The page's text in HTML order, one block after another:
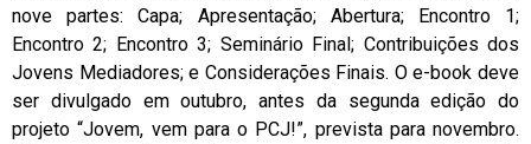
nove partes: Capa; Apresentação; Abertura; Encontro 1;
Encontro 2; Encontro 3; Seminário Final; Contribuições dos
Jovens Mediadores; e Considerações Finais. O e-book deve
ser divulgado em outubro, antes da segunda edição do
projeto “Jovem, vem para o PCJ!”, prevista para novembro.